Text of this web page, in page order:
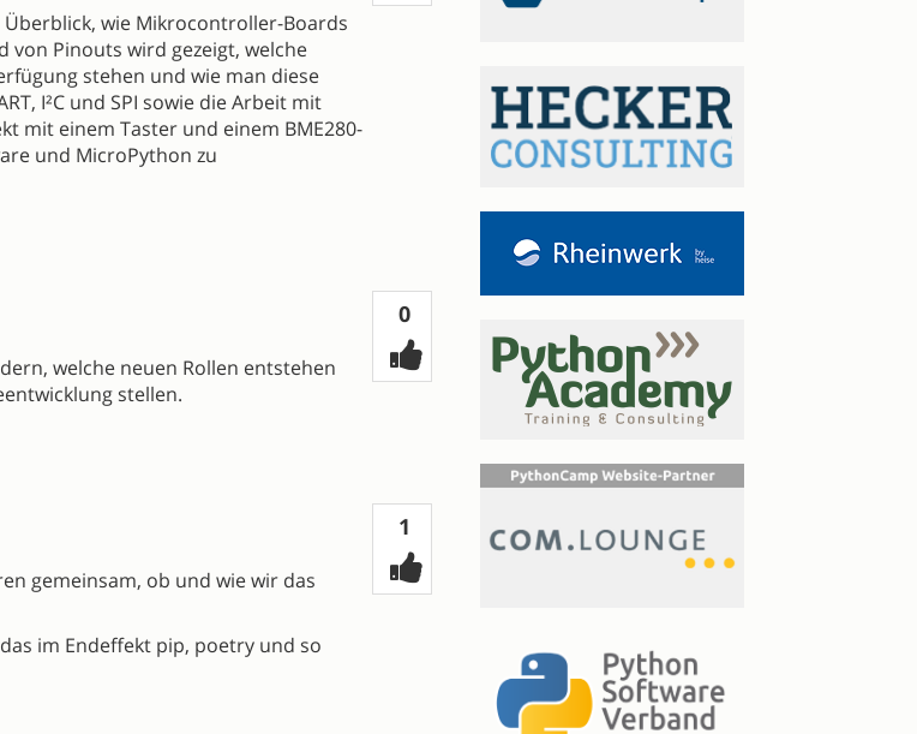
wie Mikrocontroller-Boards
von Pinouts wird gezeigt, welche
stehen und wie man diese
I²C und SPI sowie die Arbeit mit
mit einem Taster und einem BME280-
und MicroPython zu
0Votes
welche neuen Rollen entstehen
stellen.
1
gemeinsam, ob und wie wir das
im Endeffekt pip, poetry und so